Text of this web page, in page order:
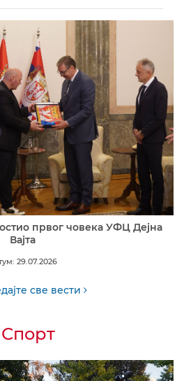
првог човека УФЦ Дејна
Вајта
29.07.2026
све вести
Спорт